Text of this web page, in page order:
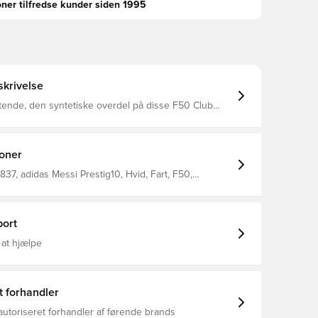
tilfredse kunder siden 1995
den syntetiske overdel på disse F50 Club
gør den velegnet til brug på jævne, flade
lavet af træ eller syntetisk materiale.
adidas Messi Prestig10, Hvid, Fart, F50,
at hjælpe
forhandler
forhandler af førende brands